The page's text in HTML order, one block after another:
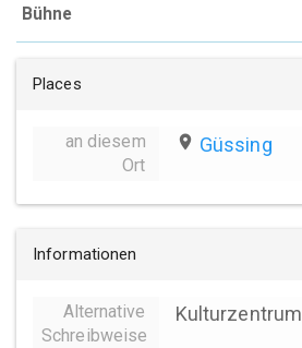
Bühne
Places
an diesem
Ort
place Güssing
Informationen
Alternative
Schreibweise
Kulturzentrum